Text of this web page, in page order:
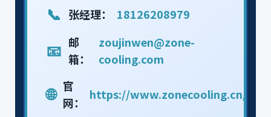
📞 张经理： 18126208979
📧 邮
箱：
zoujinwen@zone-
cooling.com
🌐 官
网：
https://www.zonecooling.cn/